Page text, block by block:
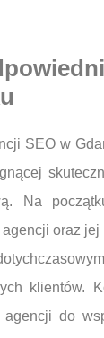
SEO w
Na
oraz jej
klientów.
do